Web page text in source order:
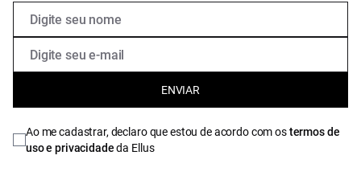
ENVIAR
Ao me cadastrar, declaro que estou de acordo com ostermos de
uso e privacidadeda Ellus